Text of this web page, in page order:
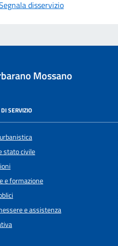
disservizio
Mossano
SERVIZIO
stato civile
e formazione
e assistenza